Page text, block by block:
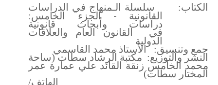
الكتاب: سلسلة الـمنهاج في الدراسات
القانونية -الجزء الخامس:
دراسات وأبحاث قانونية
في القانون العام والعلاقات
الدولية
جمع وتنسيق: الأستاذ محمد القاسمي
النشر والتوزيع: مكتبة الرشاد سطات (ساحة
محمد الخامس زنقة القائد علي عمارة عمر
المختار سطات)
الهاتف/